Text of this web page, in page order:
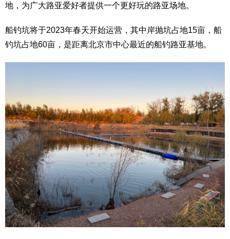
地，为广大路亚爱好者提供一个更好玩的路亚场地。
船钓坑将于2023年春天开始运营，其中岸抛坑占地15亩，船
钓坑占地60亩，是距离北京市中心最近的船钓路亚基地。